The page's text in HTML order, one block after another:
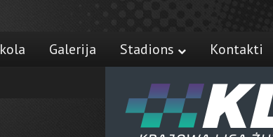
Galerija Stadions Kontakti